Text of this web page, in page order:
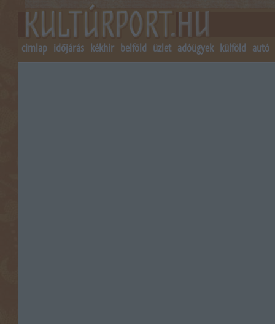
címlap időjárás kékhír belföld üzlet adóügyek külföld autó